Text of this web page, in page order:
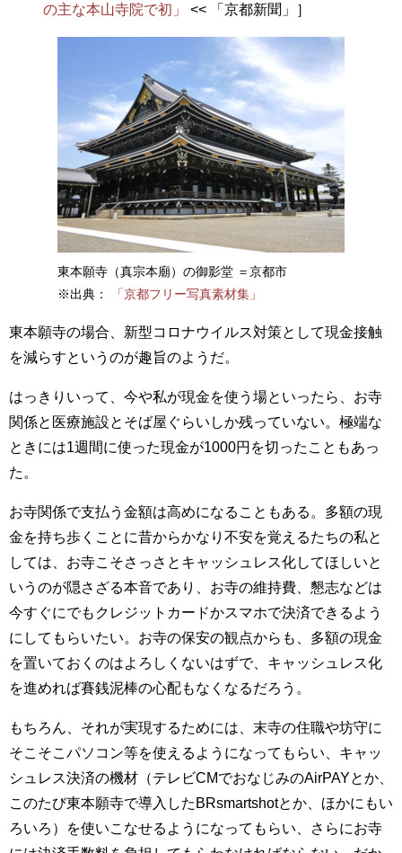
の主な本山寺院で初」
<< 「京都新聞」］
東本願寺（真宗本廟）の御影堂 ＝京都市
※出典：
「京都フリー写真素材集」
東本願寺の場合、新型コロナウイルス対策として現金接触
を減らすというのが趣旨のようだ。
はっきりいって、今や私が現金を使う場といったら、お寺
関係と医療施設とそば屋ぐらいしか残っていない。極端な
ときには1週間に使った現金が1000円を切ったこともあっ
た。
お寺関係で支払う金額は高めになることもある。多額の現
金を持ち歩くことに昔からかなり不安を覚えるたちの私と
しては、お寺こそさっさとキャッシュレス化してほしいと
いうのが隠さざる本音であり、お寺の維持費、懇志などは
今すぐにでもクレジットカードかスマホで決済できるよう
にしてもらいたい。お寺の保安の観点からも、多額の現金
を置いておくのはよろしくないはずで、キャッシュレス化
を進めれば賽銭泥棒の心配もなくなるだろう。
もちろん、それが実現するためには、末寺の住職や坊守に
そこそこパソコン等を使えるようになってもらい、キャッ
シュレス決済の機材（テレビCMでおなじみのAirPAYとか、
このたび東本願寺で導入したBRsmartshotとか、ほかにもい
ろいろ）を使いこなせるようになってもらい、さらにお寺